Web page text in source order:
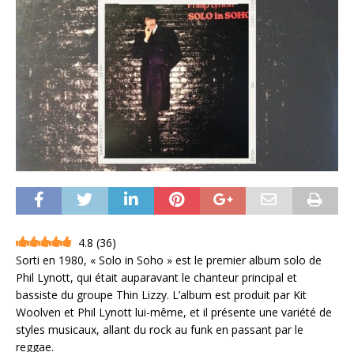
4.8 (36)
Sorti en 1980, « Solo in Soho » est le premier album solo de
Phil Lynott, qui était auparavant le chanteur principal et
bassiste du groupe Thin Lizzy. L’album est produit par Kit
Woolven et Phil Lynott lui-même, et il présente une variété de
styles musicaux, allant du rock au funk en passant par le
reggae.